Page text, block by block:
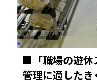
■「職場の遊休
管理に適した